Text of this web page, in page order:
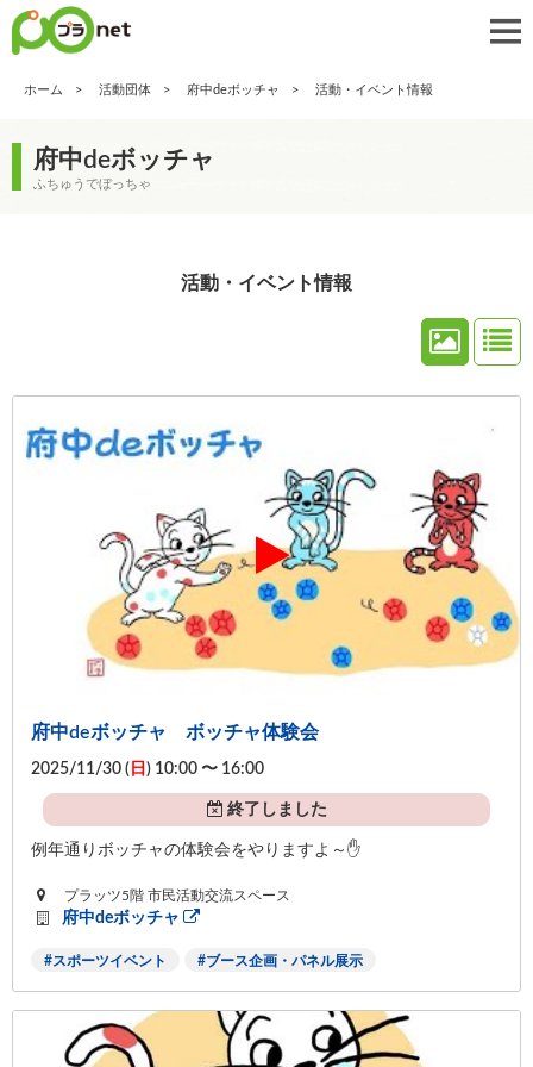
ホーム 活動団体 府中deボッチャ 活動・イベント情報
府中deボッチャ
ふちゅうでぼっちゃ
活動・イベント情報
府中deボッチャ ボッチャ体験会
2025/11/30 ( 日 ) 10:00 〜 16:00
終了しました
例年通りボッチャの体験会をやりますよ～✋
プラッツ5階 市民活動交流スペース
府中deボッチャ
スポーツイベント ブース企画・パネル展示